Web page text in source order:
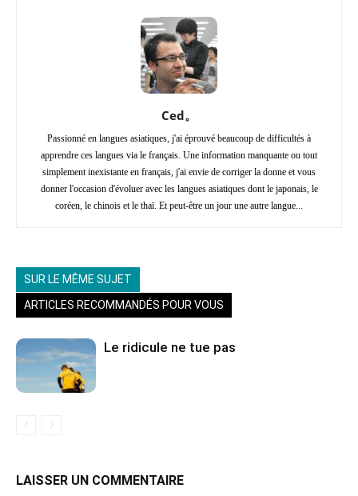
Ced。
Passionné en langues asiatiques, j'ai éprouvé beaucoup de difficultés à
apprendre ces langues via le français. Une information manquante ou tout
simplement inexistante en français, j'ai envie de corriger la donne et vous
donner l'occasion d'évoluer avec les langues asiatiques dont le japonais, le
coréen, le chinois et le thaï. Et peut-être un jour une autre langue...
SUR LE MÊME SUJET
ARTICLES RECOMMANDÉS POUR VOUS
Le ridicule ne tue pas
LAISSER UN COMMENTAIRE